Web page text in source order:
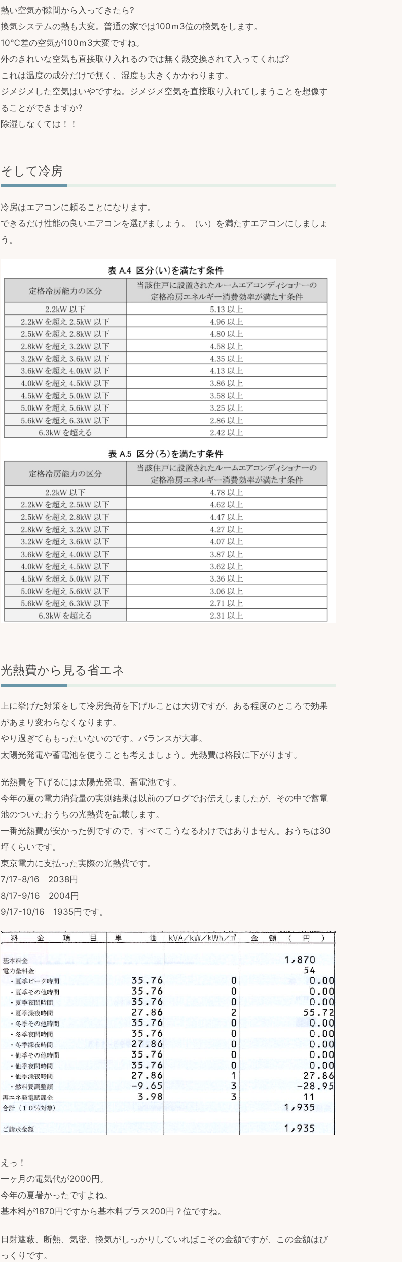
熱い空気が隙間から入ってきたら?
換気システムの熱も大変。普通の家では100ｍ3位の換気をします。
10℃差の空気が100ｍ3大変ですね。
外のきれいな空気も直接取り入れるのでは無く熱交換されて入ってくれば?
これは温度の成分だけで無く、湿度も大きくかかわります。
ジメジメした空気はいやですね。ジメジメ空気を直接取り入れてしまうことを想像す
ることができますか?
除湿しなくては！！
そして冷房
冷房はエアコンに頼ることになります。
できるだけ性能の良いエアコンを選びましょう。（い）を満たすエアコンにしましょ
う。
光熱費から見る省エネ
上に挙げた対策をして冷房負荷を下げルことは大切ですが、ある程度のところで効果
があまり変わらなくなります。
やり過ぎてももったいないのです。バランスが大事。
太陽光発電や蓄電池を使うことも考えましょう。光熱費は格段に下がります。
光熱費を下げるには太陽光発電、蓄電池です。
今年の夏の電力消費量の実測結果は以前のブログでお伝えしましたが、その中で蓄電
池のついたおうちの光熱費を記載します。
一番光熱費が安かった例ですので、すべてこうなるわけではありません。おうちは30
坪くらいです。
東京電力に支払った実際の光熱費です。
7/17-8/16 2038円
8/17-9/16 2004円
9/17-10/16 1935円です。
えっ！
一ヶ月の電気代が2000円。
今年の夏暑かったですよね。
基本料が1870円ですから基本料プラス200円？位ですね。
日射遮蔽、断熱、気密、換気がしっかりしていればこその金額ですが、この金額はび
っくりです。